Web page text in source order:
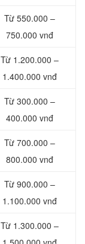
Từ 550.000 –
750.000 vnđ
Từ 1.200.000 –
1.400.000 vnđ
Từ 300.000 –
400.000 vnđ
Từ 700.000 –
800.000 vnđ
Từ 900.000 –
1.100.000 vnđ
Từ 1.300.000 –